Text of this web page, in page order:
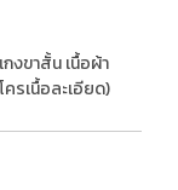
งขาสั้น เนื้อผ้า
ครเนื้อละเอียด)